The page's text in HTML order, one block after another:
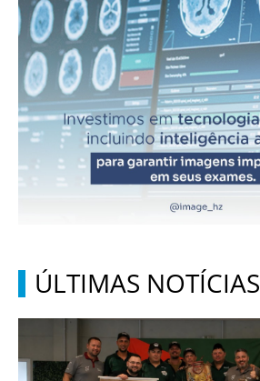
ÚLTIMAS NOTÍCIAS